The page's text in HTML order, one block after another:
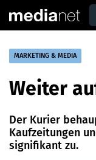
MARKETING & MEDIA
Weiter
Der Kurier
Kaufzeitungen
signifikant zu.